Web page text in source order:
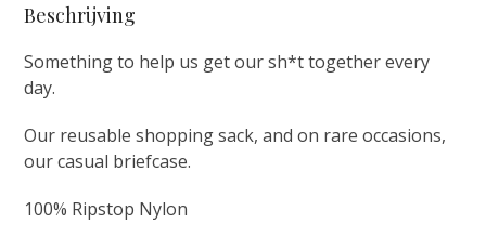
bag
Beschrijving
Something to help us get our sh*t together every
day.
Our reusable shopping sack, and on rare occasions,
our casual briefcase.
100% Ripstop Nylon